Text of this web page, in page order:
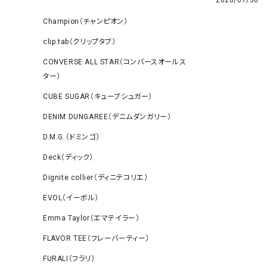
Champion（チャンピオン）
clip.tab（クリップタブ）
CONVERSE ALL STAR（コンバースオールス
ター）
CUBE SUGAR（キューブシュガー）
DENIM DUNGAREE（デニムダンガリー）
D.M.G.（ドミンゴ）
Deck（ディック）
Dignite collier（ディニテコリエ）
EVOL（イーボル）
Emma Taylor（エマテイラー）
FLAVOR TEE（フレーバーティー）
FURALI（フラリ）